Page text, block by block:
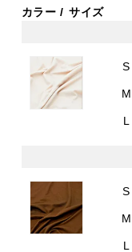
カラー サイズ
S
M
L
S
M
L